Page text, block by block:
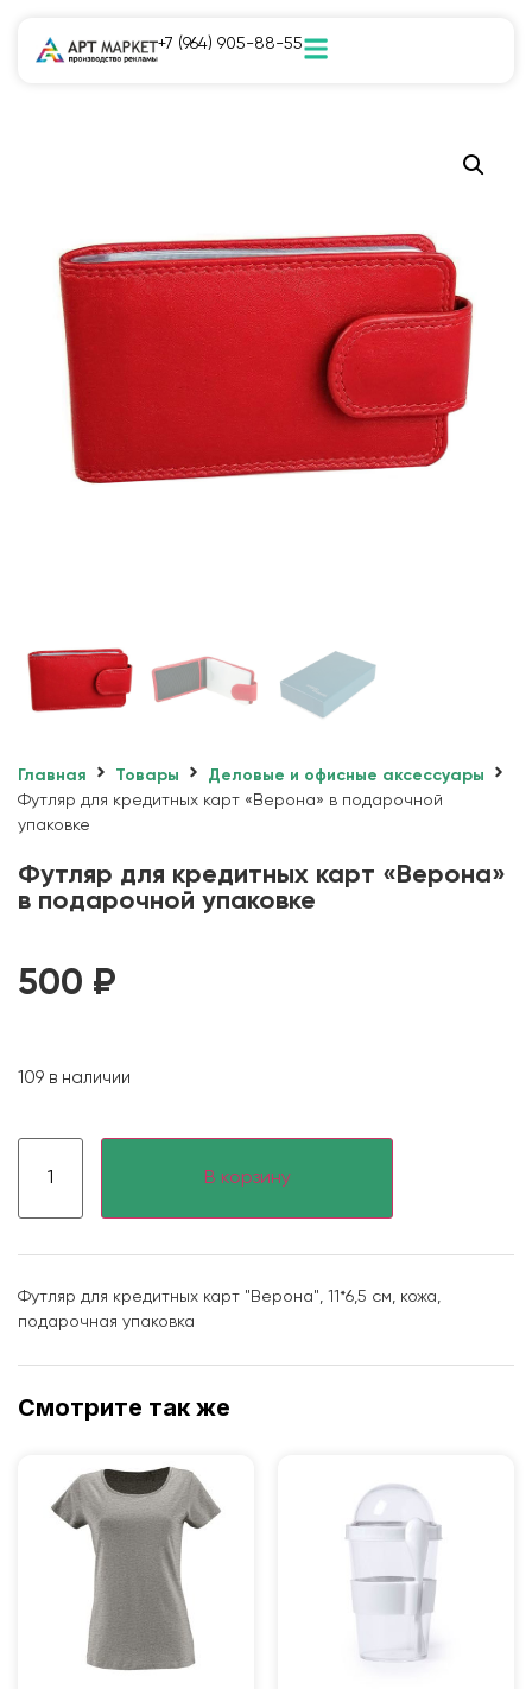
+7 (964) 905-88-55
Главная Товары
Деловые и офисные аксессуары
Футляр для кредитных карт «Верона» в подарочной
упаковке
Футляр для кредитных карт «Верона»
в подарочной упаковке
500 ₽
109 в наличии
В корзину
Футляр для кредитных карт "Верона", 11*6,5 см, кожа,
подарочная упаковка
Смотрите так же